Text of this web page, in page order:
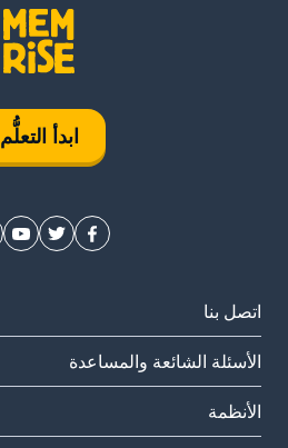
ابدأ التعلُّم
اتصل بنا
الأسئلة الشائعة والمساعدة
الأنظمة